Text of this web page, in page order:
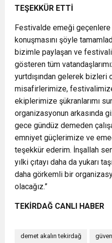
TEŞEKKÜR ETTİ
Festivalde emeği
konuşmasını şöyle
bizimle paylaşan ve
gösteren tüm
yurtdışından gelerek bizleri
misafirlerimize,
ekiplerimize şükranlarımı
organizasyonun arkasında
gece gündüz demeden
emniyet güçlerimize ve
teşekkür ederim. İnşallah
yılki çıtayı daha da yukarı
daha görkemli bir
olacağız.”
TEKİRDAĞ CANLI HABER
demet akalın tekirdağ